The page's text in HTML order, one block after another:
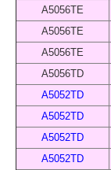
A5056TE
A5056TE
A5056TE
A5056TD
A5052TD
A5052TD
A5052TD
A5052TD